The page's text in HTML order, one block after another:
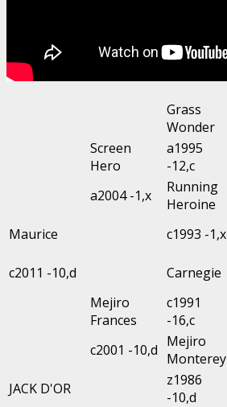
Grass
Wonder
Screen
Hero
a1995
-12,c
a2004 -1,x
Running
Heroine
Maurice
c1993 -1,x
c2011 -10,d
Carnegie
Mejiro
Frances
c1991
-16,c
c2001 -10,d Mejiro
Monterey
JACK D'OR
z1986
-10,d